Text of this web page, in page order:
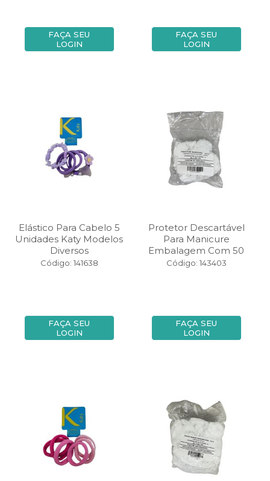
FAÇA SEU
LOGIN
FAÇA SEU
LOGIN
Elástico Para Cabelo 5
Unidades Katy Modelos
Diversos
Código: 141638
FAÇA SEU
LOGIN
Protetor Descartável
Para Manicure
Embalagem Com 50
Código: 143403
FAÇA SEU
LOGIN